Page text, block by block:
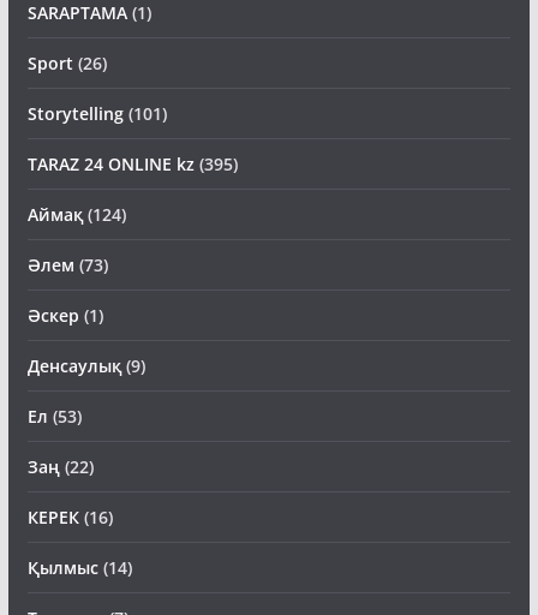
SARAPTAMA(1)
Sport (26)
Storytelling(101)
TARAZ 24 ONLINE kz(395)
Аймақ(124)
Әлем (73)
Әскер (1)
Денсаулық(9)
Ел (53)
Заң(22)
КЕРЕК(16)
Қылмыс(14)